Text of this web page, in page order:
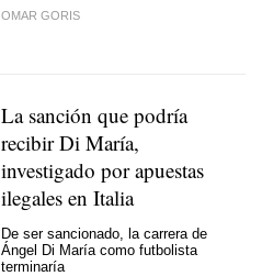
OMAR GORIS
La sanción que podría
recibir Di María,
investigado por apuestas
ilegales en Italia
De ser sancionado, la carrera de
Ángel Di María como futbolista
terminaría